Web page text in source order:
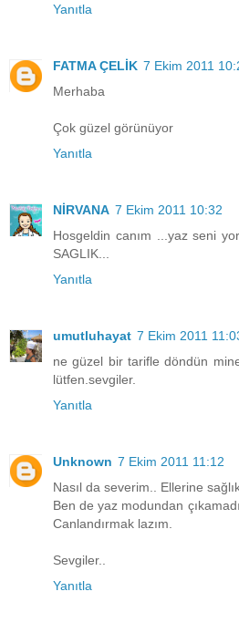
Yanıtla
FATMA ÇELİK 7 Ekim 2011
Merhaba
Çok güzel görünüyor
Yanıtla
NİRVANA 7 Ekim 2011 10:32
Hosgeldin canım ...yaz seni
SAGLIK...
Yanıtla
umutluhayat 7 Ekim 2011
ne güzel bir tarifle döndün
lütfen.sevgiler.
Yanıtla
Unknown 7 Ekim 2011 11:12
Nasıl da severim.. Ellerine
Ben de yaz modundan
Canlandırmak lazım.
Sevgiler..
Yanıtla